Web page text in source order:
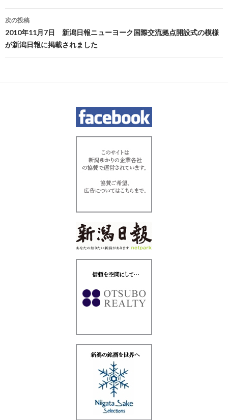
ビ
ゲ
ー
次の投稿
2010年11月7日 新潟日報ニューヨーク国際交流拠点開設式の模様
が新潟日報に掲載されました